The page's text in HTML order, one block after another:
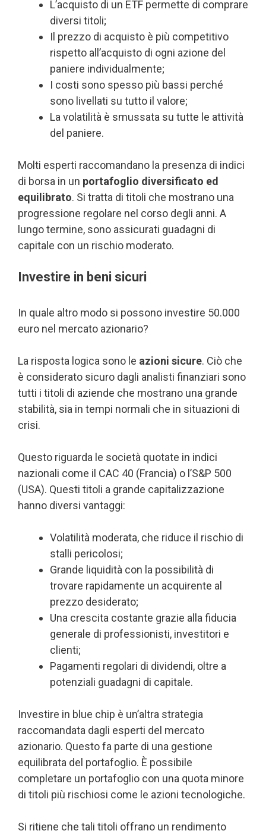
L’acquisto di un ETF permette di comprare
diversi titoli;
Il prezzo di acquisto è più competitivo
rispetto all’acquisto di ogni azione del
paniere individualmente;
I costi sono spesso più bassi perché
sono livellati su tutto il valore;
La volatilità è smussata su tutte le attività
del paniere.
Molti esperti raccomandano la presenza di indici
di borsa in un portafoglio diversificato ed
equilibrato. Si tratta di titoli che mostrano una
progressione regolare nel corso degli anni. A
lungo termine, sono assicurati guadagni di
capitale con un rischio moderato.
Investire in beni sicuri
In quale altro modo si possono investire 50.000
euro nel mercato azionario?
La risposta logica sono le azioni sicure. Ciò che
è considerato sicuro dagli analisti finanziari sono
tutti i titoli di aziende che mostrano una grande
stabilità, sia in tempi normali che in situazioni di
crisi.
Questo riguarda le società quotate in indici
nazionali come il CAC 40 (Francia) o l’S&P 500
(USA). Questi titoli a grande capitalizzazione
hanno diversi vantaggi:
Volatilità moderata, che riduce il rischio di
stalli pericolosi;
Grande liquidità con la possibilità di
trovare rapidamente un acquirente al
prezzo desiderato;
Una crescita costante grazie alla fiducia
generale di professionisti, investitori e
clienti;
Pagamenti regolari di dividendi, oltre a
potenziali guadagni di capitale.
Investire in blue chip è un’altra strategia
raccomandata dagli esperti del mercato
azionario. Questo fa parte di una gestione
equilibrata del portafoglio. È possibile
completare un portafoglio con una quota minore
di titoli più rischiosi come le azioni tecnologiche.
Si ritiene che tali titoli offrano un rendimento